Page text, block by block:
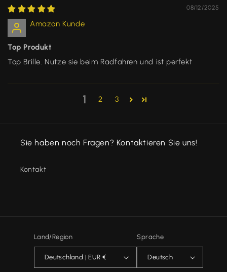
08/12/2025
Amazon Kunde
Top Produkt
Top Brille. Nutze sie beim Radfahren und ist perfekt
1 2 3
Sie haben noch Fragen? Kontaktieren Sie uns!
Kontakt
Land/Region
Deutschland | EUR €
Sprache
Deutsch